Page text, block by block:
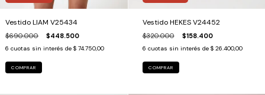
Vestido LIAM V25434
$690.000 $448.500
6 cuotas sin interés de $ 74.750,00
COMPRAR
Vestido HEKES V24452
$320.000 $158.400
6 cuotas sin interés de $ 26.400,00
COMPRAR